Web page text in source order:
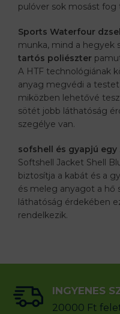
pulóver sok mosást fog
Sports Waterfour
munka, mind a hegyek
tartós poliészter
A HTF technológiának
anyag megvédi a
miközben lehetővé
sötét jobb láthatóság
szegélye van.
sofshell és gyapjú egy
Softshell Jacket Shell
biztosítja a kabát és a
és meleg anyagot a hő
láthatóság érdekében
rendelkezik.
INGYENES
20000 Ft